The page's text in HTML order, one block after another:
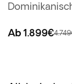
Ab 1.899€